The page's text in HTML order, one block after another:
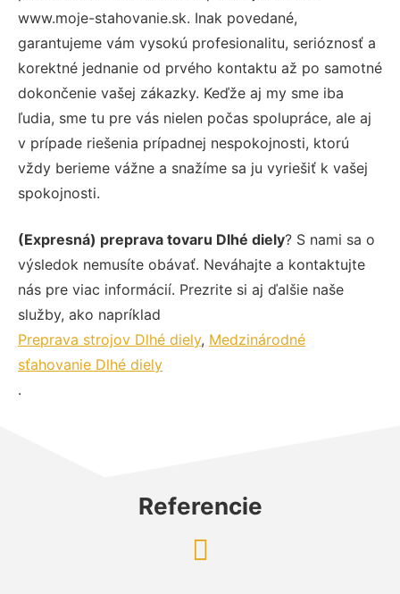
www.moje-stahovanie.sk. Inak povedané,
garantujeme vám vysokú profesionalitu, serióznosť a
korektné jednanie od prvého kontaktu až po samotné
dokončenie vašej zákazky. Keďže aj my sme iba
ľudia, sme tu pre vás nielen počas spolupráce, ale aj
v prípade riešenia prípadnej nespokojnosti, ktorú
vždy berieme vážne a snažíme sa ju vyriešiť k vašej
spokojnosti.
(Expresná) preprava tovaru Dlhé diely? S nami sa o
výsledok nemusíte obávať. Neváhajte a kontaktujte
nás pre viac informácií. Prezrite si aj ďalšie naše
služby, ako napríklad
Preprava strojov Dlhé diely, Medzinárodné
sťahovanie Dlhé diely
.
Referencie